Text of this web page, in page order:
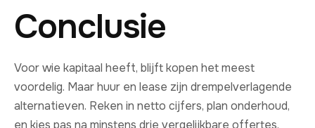
Conclusie
Voor wie kapitaal heeft, blijft kopen het meest
voordelig. Maar huur en lease zijn drempelverlagende
alternatieven. Reken in netto cijfers, plan onderhoud,
en kies pas na minstens drie vergelijkbare offertes.